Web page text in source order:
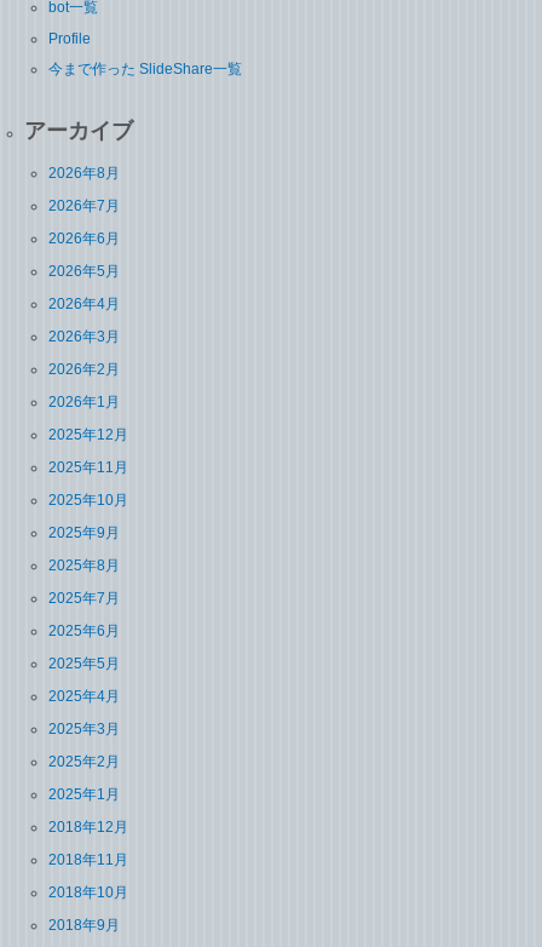
bot一覧
Profile
今まで作った SlideShare一覧
アーカイブ
2026年8月
2026年7月
2026年6月
2026年5月
2026年4月
2026年3月
2026年2月
2026年1月
2025年12月
2025年11月
2025年10月
2025年9月
2025年8月
2025年7月
2025年6月
2025年5月
2025年4月
2025年3月
2025年2月
2025年1月
2018年12月
2018年11月
2018年10月
2018年9月